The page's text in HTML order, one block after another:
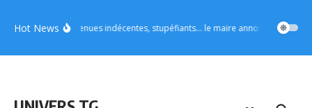
Hot NewsVo4 : tenues indécentes, stupéfiants… le maire annonce des